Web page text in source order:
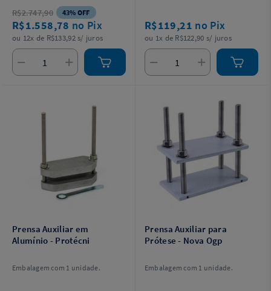
de fixação da unidade hidráulica, 4
parafusos de fixação na bancada
com porcas e 1 manual de
instruções.
R$2.747,90 43% OFF
R$1.558,78 no Pix
ou 12x de R$133,92 s/ juros
R$119,21 no Pix
ou 1x de R$122,90 s/ juros
Prensa Auxiliar em
Alumínio - Protécni
Embalagem com 1 unidade.
Prensa Auxiliar para
Prótese - Nova Ogp
Embalagem com 1 unidade.